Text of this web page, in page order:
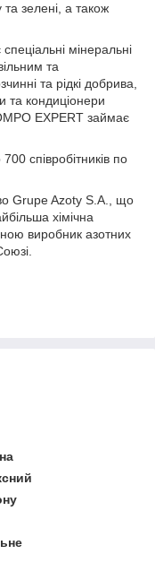
та зелені, а також
мінеральні
та
та рідкі добрива,
та кондиціонери
EXPERT займає
співробітників по
Grupe Azoty S.A., що
хімічна
виробник азотних